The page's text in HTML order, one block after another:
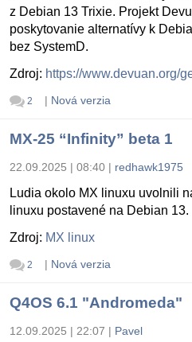
z Debian 13 Trixie. Projekt
poskytovanie alternatívy k
bez SystemD.
Zdroj: https://www.devuan.org/
2 | Nová verzia
MX-25 “Infinity” beta 1
22.09.2025 | 08:40 | redhawk1975
Ludia okolo MX linuxu uvolnili
linuxu postavené na Debian 13.
Zdroj: MX linux
2 | Nová verzia
Q4OS 6.1 "Andromeda"
12.09.2025 | 22:07 | Pavel